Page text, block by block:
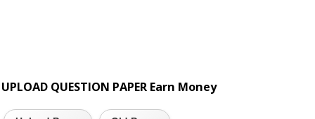
UPLOAD QUESTION PAPER Earn Money